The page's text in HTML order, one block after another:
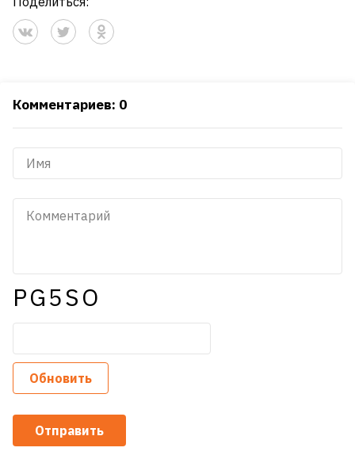
Комментариев: 0
PG5SO
Обновить
Отправить